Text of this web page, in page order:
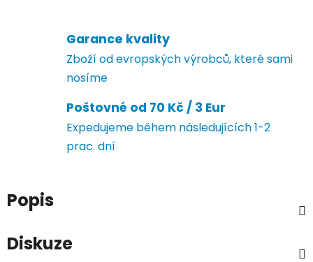
Garance kvality
Zboží od evropských výrobců, které sami
nosíme
Poštovné od 70 Kč / 3 Eur
Expedujeme během následujících 1-2
prac. dní
Popis
Diskuze